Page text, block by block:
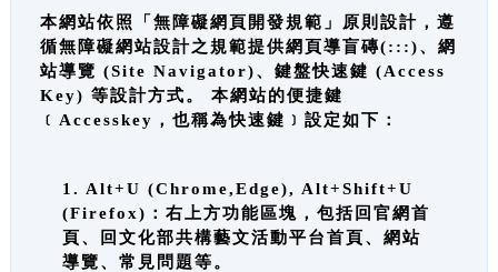
本網站依照「無障礙網頁開發規範」原則設計，遵
循無障礙網站設計之規範提供網頁導盲磚(:::)、網
站導覽 (Site Navigator)、鍵盤快速鍵 (Access
Key) 等設計方式。 本網站的便捷鍵
﹝Accesskey，也稱為快速鍵﹞設定如下：
1. Alt+U (Chrome,Edge), Alt+Shift+U
(Firefox)：右上方功能區塊，包括回官網首
頁、回文化部共構藝文活動平台首頁、網站
導覽、常見問題等。